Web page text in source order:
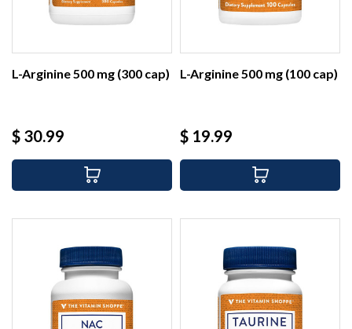
L-Arginine 500 mg (300 cap)
Precio
$ 30.99
L-Arginine 500 mg (100 cap)
Precio
$ 19.99